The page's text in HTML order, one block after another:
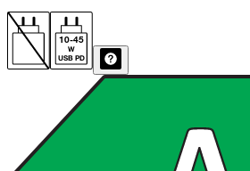
10-45
W
USB PD